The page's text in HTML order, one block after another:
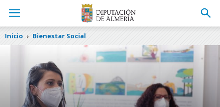
Inicio Bienestar Social